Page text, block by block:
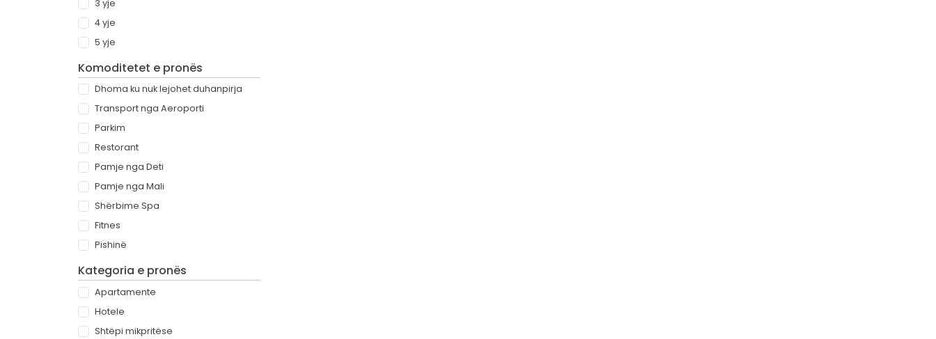
3 yje
4 yje
5 yje
Komoditetet e pronës
Dhoma ku nuk lejohet duhanpirja
Transport nga Aeroporti
Parkim
Restorant
Pamje nga Deti
Pamje nga Mali
Shërbime Spa
Fitnes
Pishinë
Kategoria e pronës
Apartamente
Hotele
Shtëpi mikpritëse